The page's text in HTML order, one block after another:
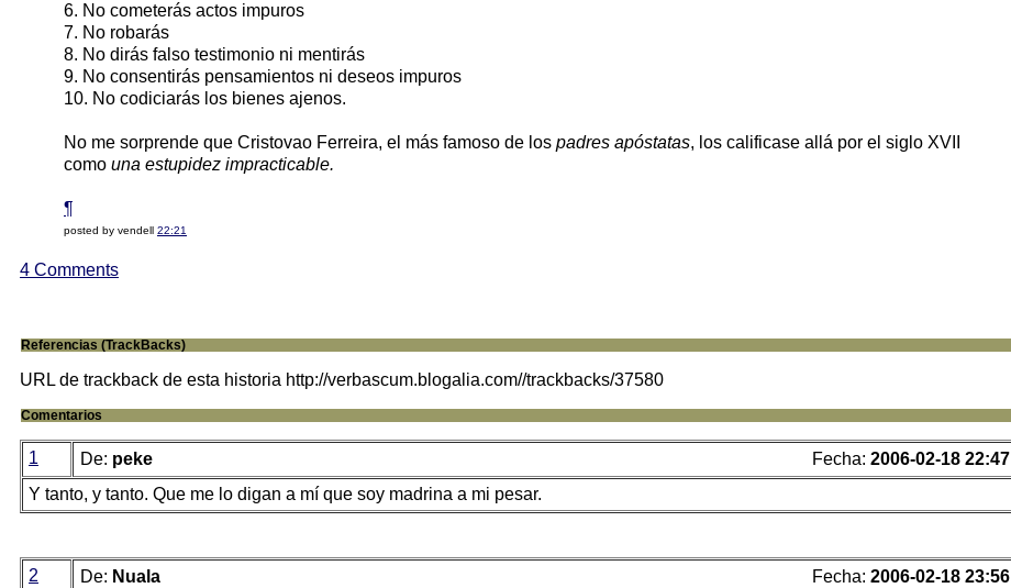
6. No cometerás actos impuros
7. No robarás
8. No dirás falso testimonio ni mentirás
9. No consentirás pensamientos ni deseos impuros
10. No codiciarás los bienes ajenos.
No me sorprende que Cristovao Ferreira, el más famoso de los padres apóstatas, los calificase allá por el siglo XVII
como una estupidez impracticable.
¶
posted by vendell 22:21
4 Comments
Referencias (TrackBacks)
URL de trackback de esta historia http://verbascum.blogalia.com//trackbacks/37580
Comentarios
1 De: peke Fecha: 2006-02-18 22:47
Y tanto, y tanto. Que me lo digan a mí que soy madrina a mi pesar.
2 De: Nuala Fecha: 2006-02-18 23:56